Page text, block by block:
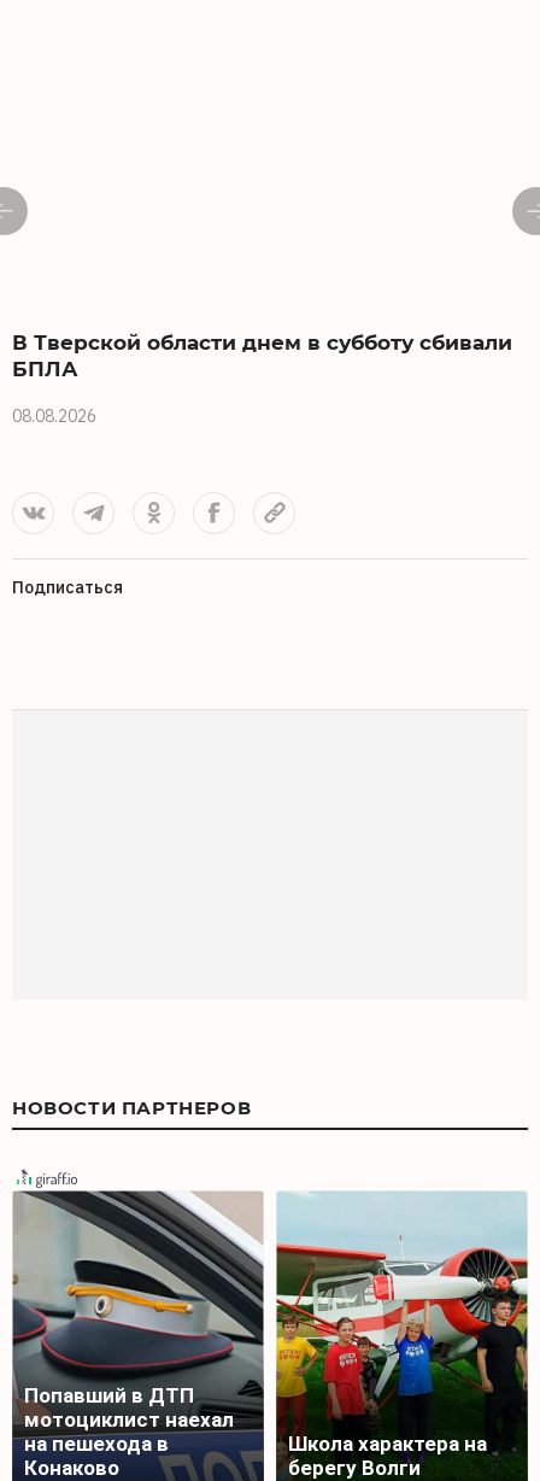
В Тверской области днем в субботу сбивали
БПЛА
08.08.2026
Подписаться
НОВОСТИ ПАРТНЕРОВ
Попавший в ДТП
мотоциклист наехал
на пешехода в
Конаково
Школа характера на
берегу Волги